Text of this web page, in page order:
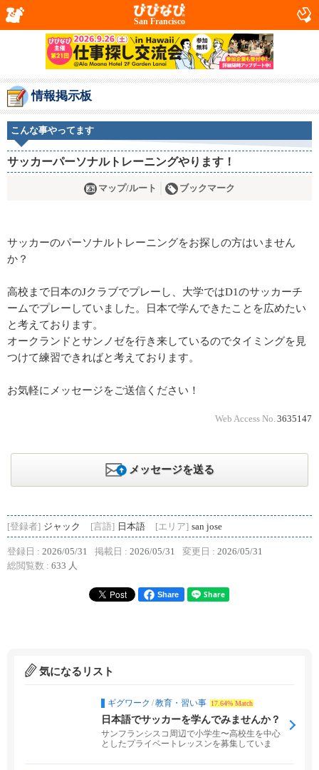
San Francisco
情報掲示板
こんな事やってます
サッカーパーソナルトレーニングやります！
マップ/ルート ブックマーク
サッカーのパーソナルトレーニングをお探しの方はいません
か？
高校まで日本のJクラブでプレーし、大学ではD1のサッカーチ
ームでプレーしていました。日本で学んできたことを広めたい
と考えております。
オークランドとサンノゼを行き来しているのでタイミングを見
つけて練習できればと考えております。
お気軽にメッセージをご送信ください！
Web Access No. 3635147
メッセージを送る
[登録者] ジャック [言語] 日本語 [エリア] san jose
登録日 : 2026/05/31 掲載日 : 2026/05/31 変更日 : 2026/05/31
総閲覧数 : 633 人
Share
気になるリスト
ギグワーク /教育・習い事 17.64% Match
日本語でサッカーを学んでみませんか？
現役サッカー選手によるプライベートレ
ッスン
サンフランシスコ周辺で小学生〜高校生を中心
としたプライベートレッスンを募集していま